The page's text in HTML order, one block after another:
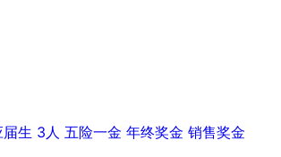
届生 3人 五险一金 年终奖金 销售奖金